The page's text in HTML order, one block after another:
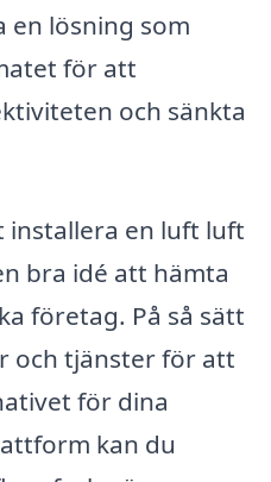
en lösning som
för att
och sänkta
installera en luft luft
bra idé att hämta
företag. På så sätt
och tjänster för att
för dina
kan du